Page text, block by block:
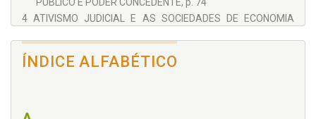
PÚBLICO E PODER CONCEDENTE, p. 74
4 ATIVISMO JUDICIAL E AS SOCIEDADES DE ECONOMIA
4.1 PRIMEIRO ESTUDO DE CASO: NORMA COLETIVA DE
AUXÍLIO-CRECHE - EMPRESA DE SOCIEDADE DE
ÍNDICE ALFABÉTICO